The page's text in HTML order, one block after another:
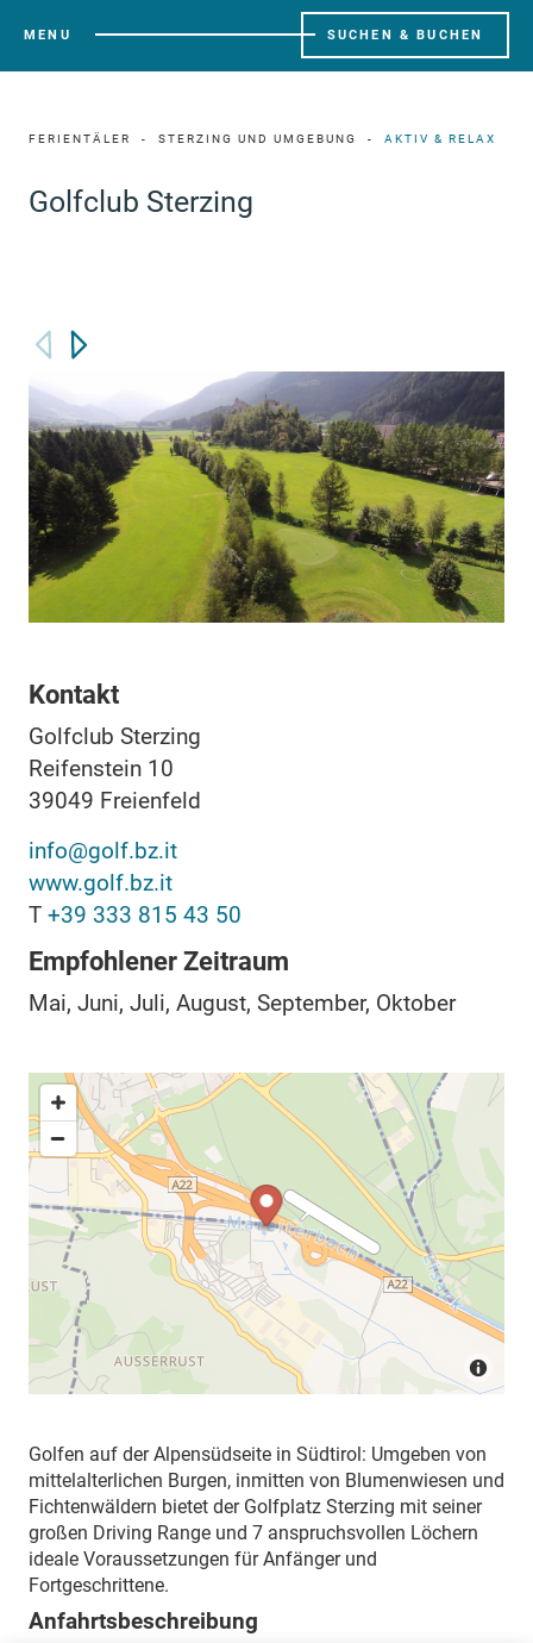
MENU SUCHEN & BUCHEN
FERIENTÄLER STERZING UND UMGEBUNG AKTIV & RELAX
Golfclub Sterzing
Kontakt
Golfclub Sterzing
Reifenstein 10
39049 Freienfeld
info@golf.bz.it
www.golf.bz.it
T +39 333 815 43 50
Empfohlener Zeitraum
Mai, Juni, Juli, August, September, Oktober
Golfen auf der Alpensüdseite in Südtirol: Umgeben von
mittelalterlichen Burgen, inmitten von Blumenwiesen und
Fichtenwäldern bietet der Golfplatz Sterzing mit seiner
großen Driving Range und 7 anspruchsvollen Löchern
ideale Voraussetzungen für Anfänger und
Fortgeschrittene.
Anfahrtsbeschreibung